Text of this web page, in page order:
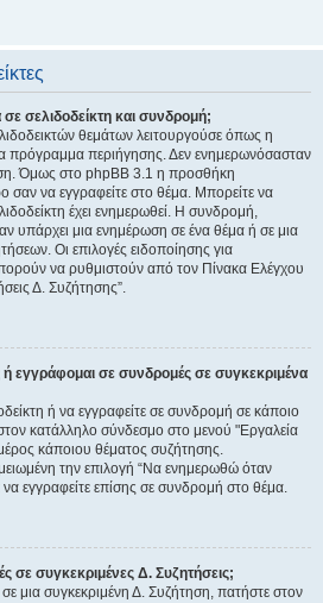
σελιδοδείκτη και συνδρομή;
θεμάτων λειτουργούσε όπως η
πρόγραμμα περιήγησης. Δεν ενημερωνόσασταν
Όμως στο phpBB 3.1 η προσθήκη
σαν να εγγραφείτε στο θέμα. Μπορείτε να
έχει ενημερωθεί. Η συνδρομή,
υπάρχει μια ενημέρωση σε ένα θέμα ή σε μια
Οι επιλογές ειδοποίησης για
να ρυθμιστούν από τον Πίνακα Ελέγχου
Δ. Συζήτησης”.
εγγράφομαι σε συνδρομές σε συγκεκριμένα
ή να εγγραφείτε σε συνδρομή σε κάποιο
κατάλληλο σύνδεσμο στο μενού "Εργαλεία
κάποιου θέματος συζήτησης.
την επιλογή “Να ενημερωθώ όταν
εγγραφείτε επίσης σε συνδρομή στο θέμα.
σε συγκεκριμένες Δ. Συζητήσεις;
μια συγκεκριμένη Δ. Συζήτηση, πατήστε στον